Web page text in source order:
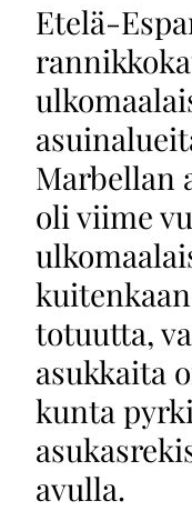
Etelä-
Marbellan
oli viime
totuutta,
asukkaita
kunta
avulla.